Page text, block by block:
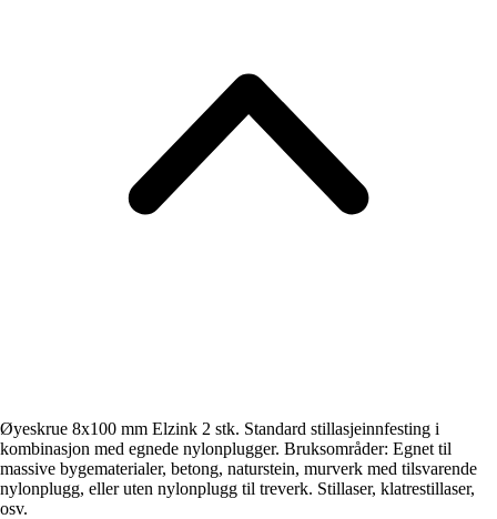
Øyeskrue 8x100 mm Elzink 2 stk. Standard stillasjeinnfesting i
kombinasjon med egnede nylonplugger. Bruksområder: Egnet til
massive bygematerialer, betong, naturstein, murverk med tilsvarende
nylonplugg, eller uten nylonplugg til treverk. Stillaser, klatrestillaser,
osv.